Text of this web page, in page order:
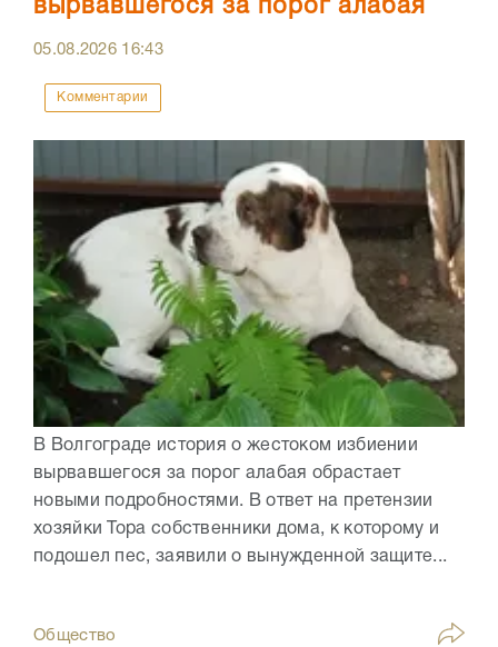
вырвавшегося за порог алабая
05.08.2026 16:43
Комментарии
В Волгограде история о жестоком избиении
вырвавшегося за порог алабая обрастает
новыми подробностями. В ответ на претензии
хозяйки Тора собственники дома, к которому и
подошел пес, заявили о вынужденной защите...
Общество